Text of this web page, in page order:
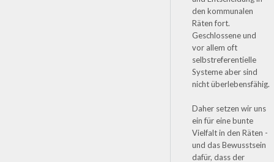
den kommunalen
Räten fort.
Geschlossene und
vor allem oft
selbstreferentielle
Systeme aber sind
nicht überlebensfähig.
Daher setzen wir uns
ein für eine bunte
Vielfalt in den Räten -
und das Bewusstsein
dafür, dass der